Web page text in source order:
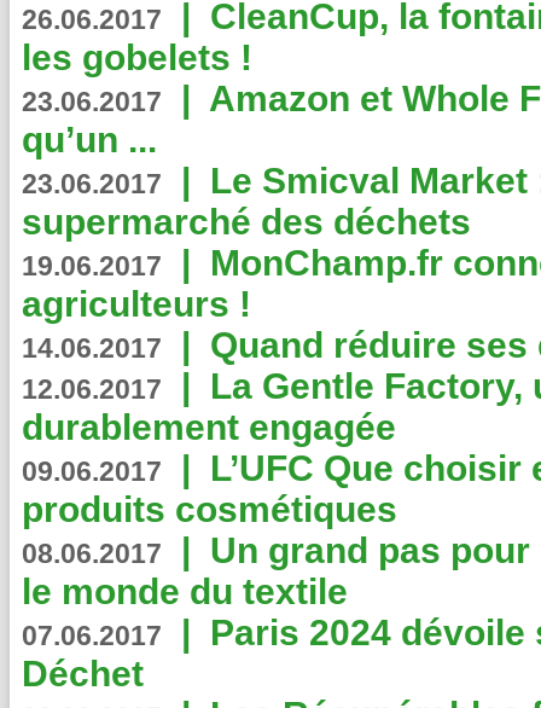
26.06.2017 | CleanCup, la
les gobelets !
23.06.2017 | Amazon et Whole
qu’un ...
23.06.2017 | Le Smicval
supermarché des déchets
19.06.2017 | MonChamp.fr
agriculteurs !
14.06.2017 | Quand réduire
12.06.2017 | La Gentle
durablement engagée
09.06.2017 | L’UFC Que
produits cosmétiques
08.06.2017 | Un grand pas
le monde du textile
07.06.2017 | Paris 2024
Déchet